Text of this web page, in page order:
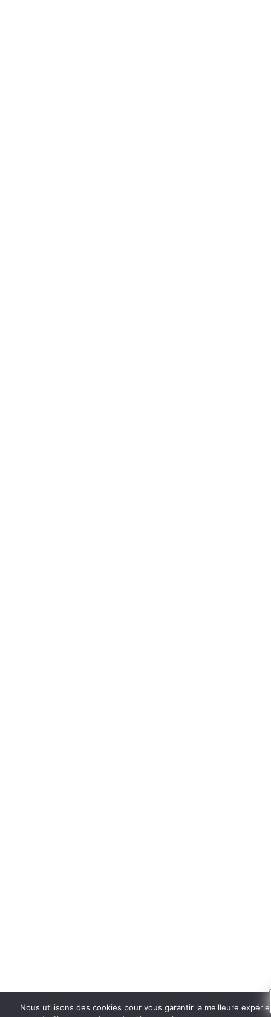
Nous utilisons des cookies pour vous garantir la meilleure